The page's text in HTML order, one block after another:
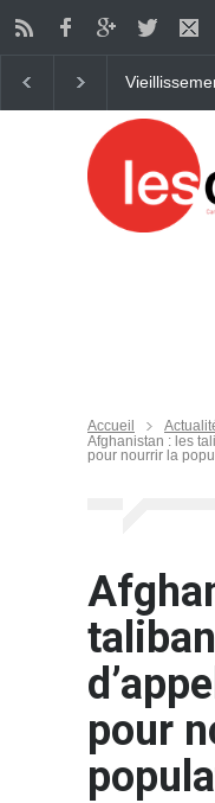
à "rajeunir" des
Accueil
Afghanistan : les
pour nourrir la
pour